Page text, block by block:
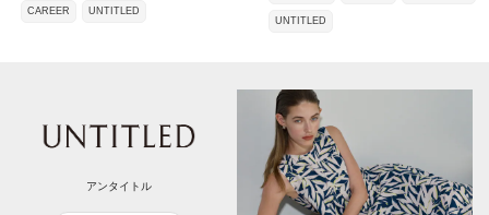
CAREER
UNTITLED
UNTITLED
アンタイトル